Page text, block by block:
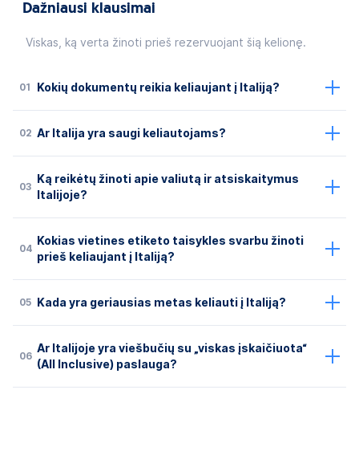
Dažniausi klausimai
Viskas, ką verta žinoti prieš rezervuojant šią kelionę.
01 Kokių dokumentų reikia keliaujant į Italiją?
02 Ar Italija yra saugi keliautojams?
03
Ką reikėtų žinoti apie valiutą ir atsiskaitymus
Italijoje?
04
Kokias vietines etiketo taisykles svarbu žinoti
prieš keliaujant į Italiją?
05 Kada yra geriausias metas keliauti į Italiją?
06
Ar Italijoje yra viešbučių su „viskas įskaičiuota“
(All Inclusive) paslauga?